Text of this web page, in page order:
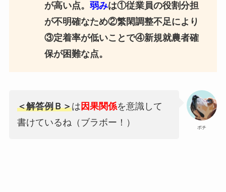
が高い点。 弱みは①従業員の役割分担
が不明確なため②繁閑調整不足により
③定着率が低いことで④新規就農者確
保が困難な点。
ポチ
＜解答例Ｂ＞は 因果関係を意識して
書けているね（ブラボー！）